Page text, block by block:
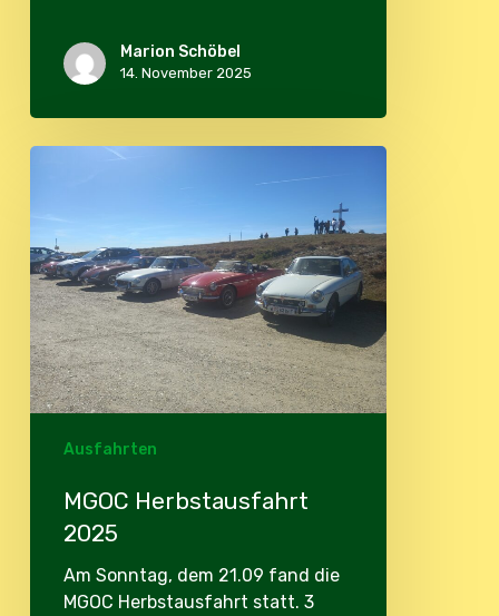
Marion Schöbel
14. November 2025
MGOC
Ausfahrten
MGOC Herbstausfahrt
2025
Am Sonntag, dem 21.09 fand die
MGOC Herbstausfahrt statt. 3